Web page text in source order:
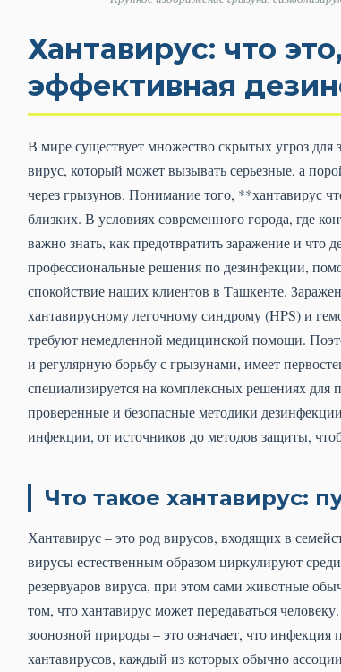
Хантавирус: что
эффективная
В мире существует множество скрытых угроз для
вирус, который может вызывать серьезные, а
через грызунов. Понимание того, **хантавирус
близких. В условиях современного города, где
важно знать, как предотвратить заражение и что
профессиональные решения по дезинфекции,
спокойствие наших клиентов в Ташкенте.
хантавирусному легочному синдрому (HPS) и
требуют немедленной медицинской помощи.
и регулярную борьбу с грызунами, имеет
специализируется на комплексных решениях для
проверенные и безопасные методики
инфекции, от источников до методов защиты,
Что такое хантавирус:
Хантавирус – это род вирусов, входящих в
вирусы естественным образом циркулируют
резервуаров вируса, при этом сами животные
том, что хантавирус может передаваться
зоонозной природы – это означает, что инфекция
хантавирусов, каждый из которых обычно